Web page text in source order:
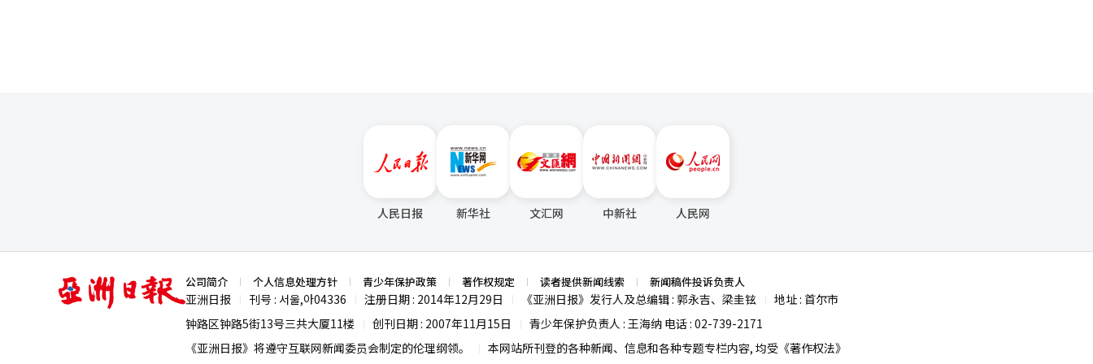
人民日报 新华社 文汇网 中新社 人民网
亚
洲
日
公司简介 个人信息处理方针 青少年保护政策 著作权规定 读者提供新闻线索 新闻稿件投诉负责人
亚洲日报 刊号 : 서울,아04336 注册日期 : 2014年12月29日 《亚洲日报》发行人及总编辑 : 郭永吉、梁圭铉
地址 : 首尔市
钟路区钟路5街13号三共大厦11楼
创刊日期 : 2007年11月15日
青少年保护负责人 : 王海纳 电话 : 02-739-2171
《亚洲日报》将遵守互联网新闻委员会制定的伦理纲领。
本网站所刊登的各种新闻、信息和各种专题专栏内容, 均受《著作权法》